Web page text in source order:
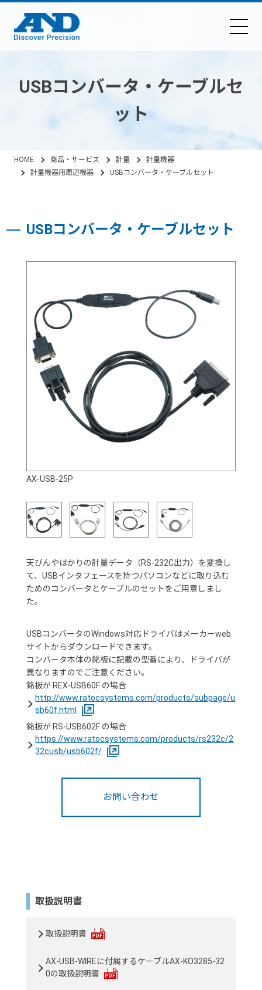
USBコンバータ・ケーブルセ
ット
HOME 商品・サービス 計量
計量機器
計量機器用周辺機器
USBコンバータ・ケーブルセット
USBコンバータ・ケーブルセット
AX-USB-25P
天びんやはかりの計量データ（RS-232C出力）を変換し
て、USBインタフェースを持つパソコンなどに取り込む
ためのコンバータとケーブルのセットをご用意しまし
た。
USBコンバータのWindows対応ドライバはメーカーweb
サイトからダウンロードできます。
コンバータ本体の銘板に記載の型番により、ドライバが
異なりますのでご注意ください。
銘板が REX-USB60F の場合
http://www.ratocsystems.com/products/subpage/u
sb60f.html
銘板が RS-USB602F の場合
https://www.ratocsystems.com/products/rs232c/2
32cusb/usb602f/
お問い合わせ
取扱説明書
取扱説明書
AX-USB-WIREに付属するケーブルAX-KO3285-32
0の取扱説明書